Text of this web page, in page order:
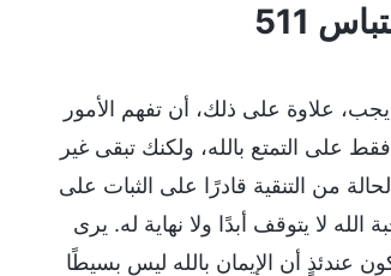
511
علاوة على ذلك، أن تفهم الأمور
على التمتع بالله، ولكنك تبقى غير
من التنقية قادرًا على الثبات على
لا يتوقف أبدًا ولا نهاية له. يرى
عندئذٍ أن الإيمان بالله ليس بسيطًا